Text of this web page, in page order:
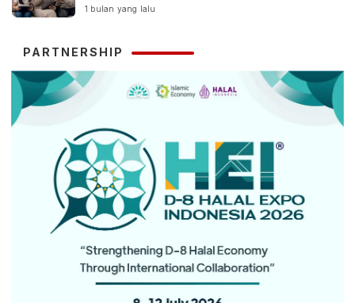
1 bulan yang lalu
PARTNERSHIP